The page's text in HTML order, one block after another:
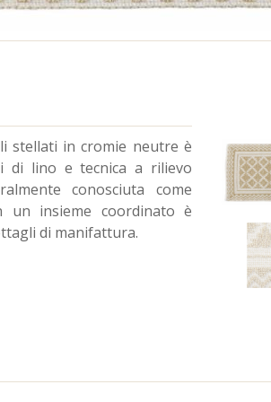
stellati in cromie neutre è
di lino e tecnica a rilievo
conosciuta come
insieme coordinato è
di manifattura.